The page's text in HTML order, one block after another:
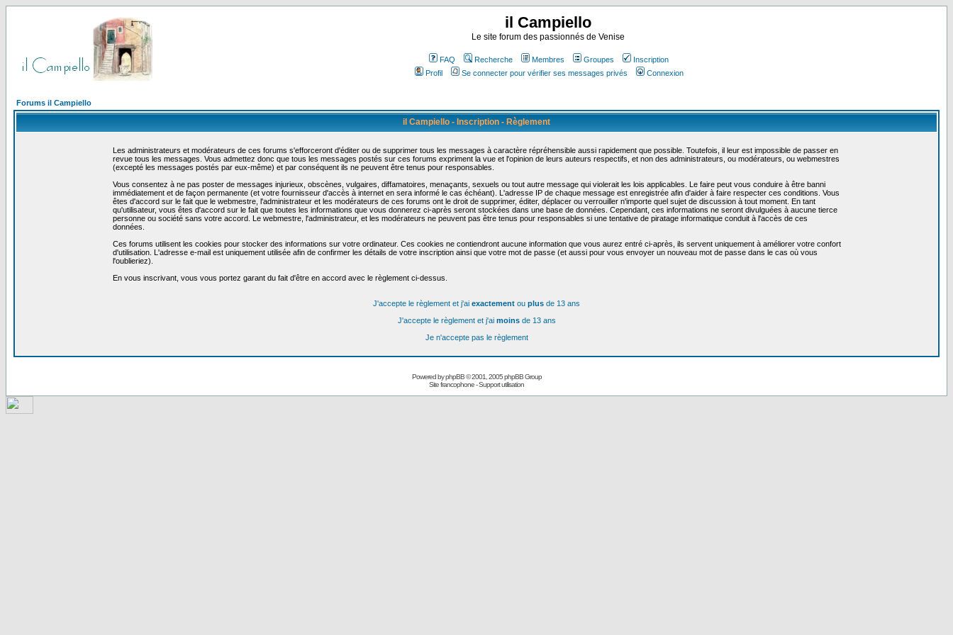
il Campiello
Le site forum des passionnés de Venise
FAQ Recherche Membres Groupes
Inscription
Profil
Se connecter pour vérifier ses messages privés Connexion
Forums il Campiello
il Campiello - Inscription - Règlement
Les administrateurs et modérateurs de ces forums s'efforceront d'éditer ou de supprimer tous les messages à caractère répréhensible aussi rapidement que possible. Toutefois, il leur est impossible de passer en
revue tous les messages. Vous admettez donc que tous les messages postés sur ces forums expriment la vue et l'opinion de leurs auteurs respectifs, et non des administrateurs, ou modérateurs, ou webmestres
(excepté les messages postés par eux-même) et par conséquent ils ne peuvent être tenus pour responsables.
Vous consentez à ne pas poster de messages injurieux, obscènes, vulgaires, diffamatoires, menaçants, sexuels ou tout autre message qui violerait les lois applicables. Le faire peut vous conduire à être banni
immédiatement et de façon permanente (et votre fournisseur d'accès à internet en sera informé le cas échéant). L'adresse IP de chaque message est enregistrée afin d'aider à faire respecter ces conditions. Vous
êtes d'accord sur le fait que le webmestre, l'administrateur et les modérateurs de ces forums ont le droit de supprimer, éditer, déplacer ou verrouiller n'importe quel sujet de discussion à tout moment. En tant
qu'utilisateur, vous êtes d'accord sur le fait que toutes les informations que vous donnerez ci-après seront stockées dans une base de données. Cependant, ces informations ne seront divulguées à aucune tierce
personne ou société sans votre accord. Le webmestre, l'administrateur, et les modérateurs ne peuvent pas être tenus pour responsables si une tentative de piratage informatique conduit à l'accès de ces
données.
Ces forums utilisent les cookies pour stocker des informations sur votre ordinateur. Ces cookies ne contiendront aucune information que vous aurez entré ci-après, ils servent uniquement à améliorer votre confort
d'utilisation. L'adresse e-mail est uniquement utilisée afin de confirmer les détails de votre inscription ainsi que votre mot de passe (et aussi pour vous envoyer un nouveau mot de passe dans le cas où vous
l'oublieriez).
En vous inscrivant, vous vous portez garant du fait d'être en accord avec le règlement ci-dessus.
J'accepte le règlement et j'ai exactement ou plus de 13 ans
J'accepte le règlement et j'ai moinsde 13 ans
Je n'accepte pas le règlement
Powered byphpBB© 2001, 2005 phpBB Group
Site francophone-Support utilisation